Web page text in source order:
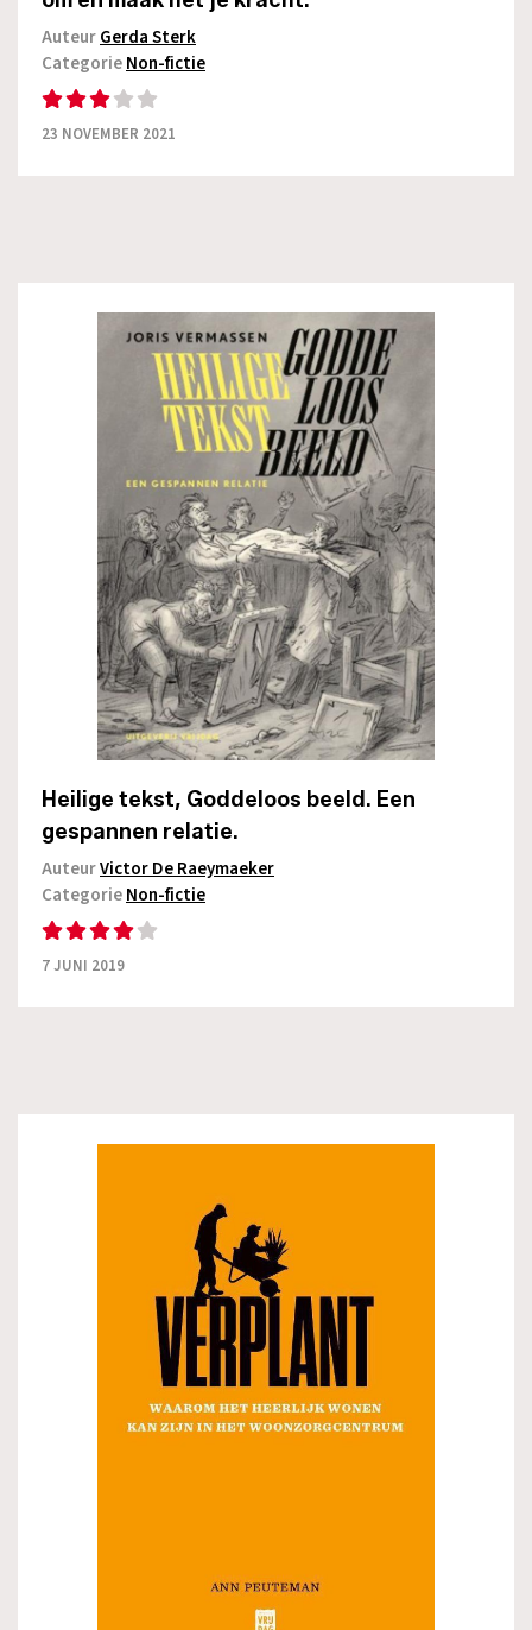
AuteurGerda Sterk
CategorieNon-fictie
23 NOVEMBER 2021
Heilige tekst, Goddeloos beeld. Een
gespannen relatie.
AuteurVictor De Raeymaeker
CategorieNon-fictie
7 JUNI 2019